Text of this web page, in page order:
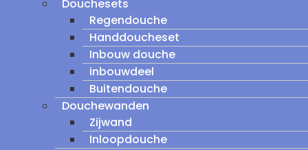
Douchesets
Regendouche
Handdoucheset
Inbouw douche
inbouwdeel
Buitendouche
Douchewanden
Zijwand
Inloopdouche